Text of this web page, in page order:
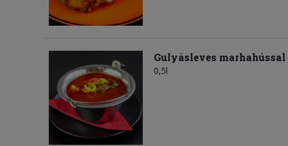
Gulyásleves marhahússal
0,5l